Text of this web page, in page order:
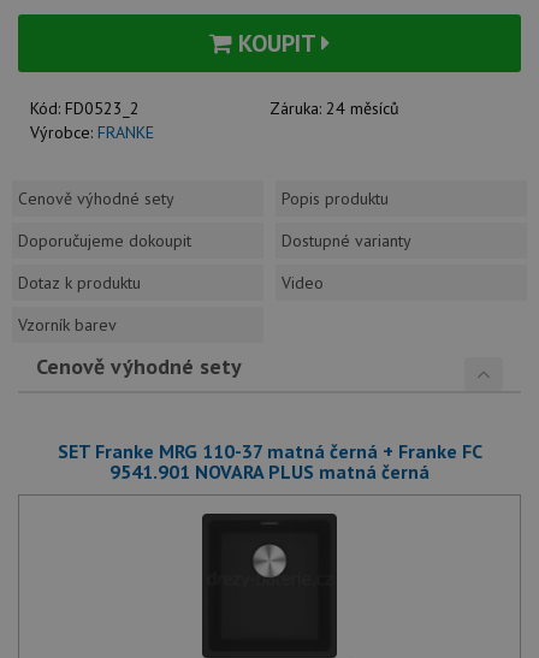
KOUPIT
Kód: FD0523_2 Záruka: 24 měsíců
Výrobce: FRANKE
Cenově výhodné sety
Popis produktu
Doporučujeme dokoupit
Dostupné varianty
Dotaz k produktu
Video
Vzorník barev
Cenově výhodné sety
SET Franke MRG 110-37 matná černá + Franke FC
9541.901 NOVARA PLUS matná černá